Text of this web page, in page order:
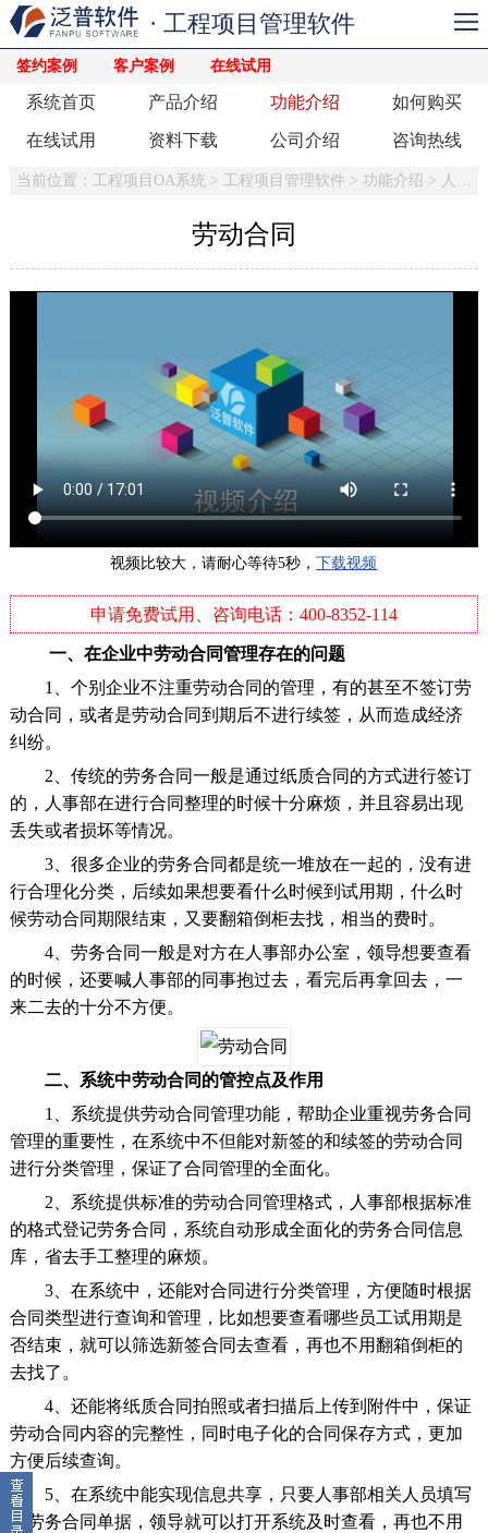
签约案例 客户案例 在线试用
· 工程项目管理软件
系统首页 产品介绍 功能介绍 如何购买
在线试用 资料下载 公司介绍 咨询热线
当前位置： 工程项目OA系统 > 工程项目管理软件 > 功能介绍 > 人事管理
劳动合同
视频比较大，请耐心等待5秒，下载视频
申请免费试用、咨询电话：400-8352-114
一、在企业中劳动合同管理存在的问题
1、个别企业不注重劳动合同的管理，有的甚至不签订劳
动合同，或者是劳动合同到期后不进行续签，从而造成经济
纠纷。
2、传统的劳务合同一般是通过纸质合同的方式进行签订
的，人事部在进行合同整理的时候十分麻烦，并且容易出现
丢失或者损坏等情况。
3、很多企业的劳务合同都是统一堆放在一起的，没有进
行合理化分类，后续如果想要看什么时候到试用期，什么时
候劳动合同期限结束，又要翻箱倒柜去找，相当的费时。
4、劳务合同一般是对方在人事部办公室，领导想要查看
的时候，还要喊人事部的同事抱过去，看完后再拿回去，一
来二去的十分不方便。
二、系统中劳动合同的管控点及作用
1、系统提供劳动合同管理功能，帮助企业重视劳务合同
管理的重要性，在系统中不但能对新签的和续签的劳动合同
进行分类管理，保证了合同管理的全面化。
2、系统提供标准的劳动合同管理格式，人事部根据标准
的格式登记劳务合同，系统自动形成全面化的劳务合同信息
库，省去手工整理的麻烦。
3、在系统中，还能对合同进行分类管理，方便随时根据
合同类型进行查询和管理，比如想要查看哪些员工试用期是
否结束，就可以筛选新签合同去查看，再也不用翻箱倒柜的
去找了。
4、还能将纸质合同拍照或者扫描后上传到附件中，保证
劳动合同内容的完整性，同时电子化的合同保存方式，更加
方便后续查询。
5、在系统中能实现信息共享，只要人事部相关人员填写
了劳务合同单据，领导就可以打开系统及时查看，再也不用